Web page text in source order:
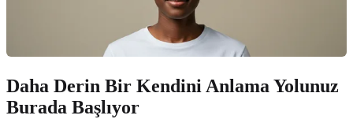
Daha Derin Bir Kendini Anlama Yolunuz
Burada Başlıyor